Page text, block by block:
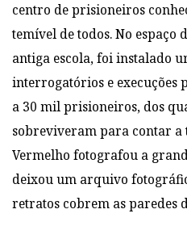
centro de prisioneiros
temível de todos. No espaço
antiga escola, foi instalado
interrogatórios e execuções
a 30 mil prisioneiros, dos
sobreviveram para contar a
Vermelho fotografou a
deixou um arquivo
retratos cobrem as paredes